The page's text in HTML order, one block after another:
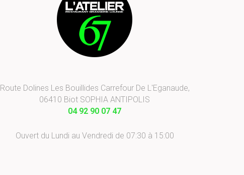
Route Dolines Les Bouillides Carrefour De L'Eganaude,
06410 Biot SOPHIA ANTIPOLIS
04 92 90 07 47
Ouvert du Lundi au Vendredi de 07:30 à 15:00